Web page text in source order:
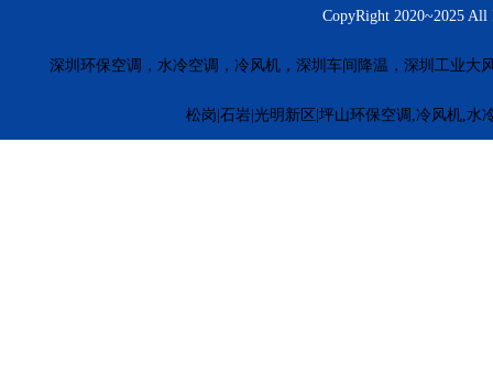
CopyRight 2020~2025
深圳环保空调，水冷空调，冷风机，深圳车间降温，深圳工业大
松岗|石岩|光明新区|坪山环保空调,冷风机,水